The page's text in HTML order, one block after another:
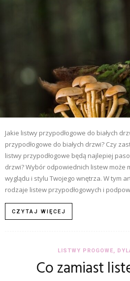
Jakie listwy przypodłogowe do białych
przypodłogowe do białych drzwi? Czy
listwy przypodłogowe będą najlepiej
drzwi? Wybór odpowiednich listew może
wyglądu i stylu Twojego wnętrza. W tym
rodzaje listew przypodłogowych i
CZYTAJ WIĘCEJ
LISTWY PROGOWE,
Co zamiast